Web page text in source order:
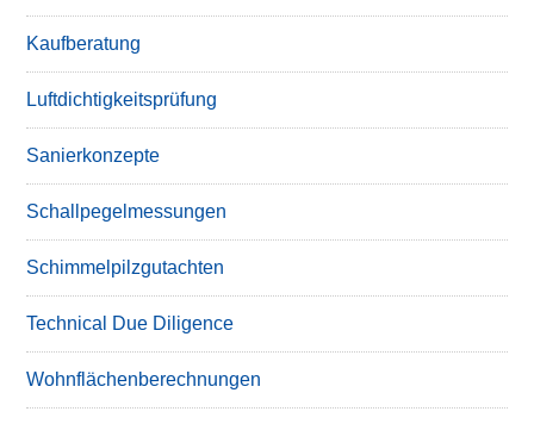
Kaufberatung
Luftdichtigkeitsprüfung
Sanierkonzepte
Schallpegelmessungen
Schimmelpilzgutachten
Technical Due Diligence
Wohnflächenberechnungen